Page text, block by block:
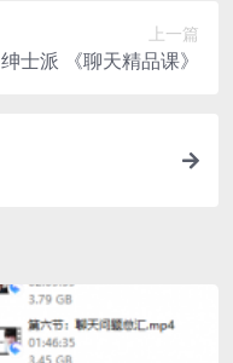
上一篇
绅士派 《聊天精品课》